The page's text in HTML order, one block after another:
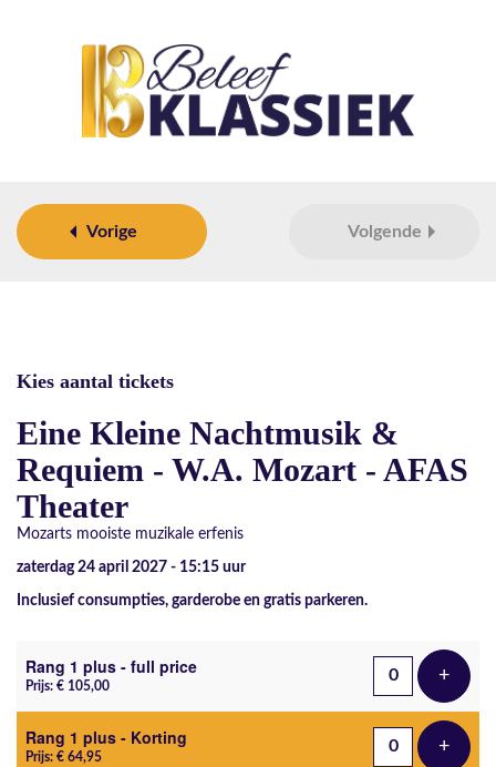
Vorige Volgende
Kies aantal tickets
Eine Kleine Nachtmusik &
Requiem - W.A. Mozart - AFAS
Theater
Mozarts mooiste muzikale erfenis
zaterdag 24 april 2027 - 15:15 uur
Inclusief consumpties, garderobe en gratis parkeren.
Rang 1 plus - full price
Prijs: € 105,00 +Voeg
Rang 1 plus - Korting
Prijs: € 64,95 +Voeg